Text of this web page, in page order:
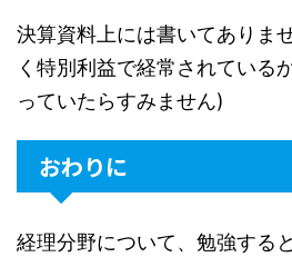
決算資料上には書いてありま
く特別利益で経常されている
っていたらすみません)
おわりに
経理分野について、勉強する